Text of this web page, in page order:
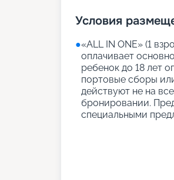
Условия
●«АLL IN ONE» (1
оплачивает
ребенок до 18 лет
портовые сборы
действуют не на
бронировании.
специальными